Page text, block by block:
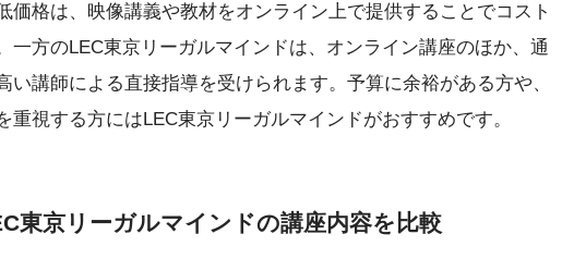
価格は、映像講義や教材をオンライン上で提供することでコスト
一方のLEC東京リーガルマインドは、オンライン講座のほか、通
い講師による直接指導を受けられます。予算に余裕がある方や、
重視する方にはLEC東京リーガルマインドがおすすめです。
東京リーガルマインドの講座内容を比較